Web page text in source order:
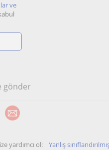
ve
gönder
yardımcı ol: Yanlış